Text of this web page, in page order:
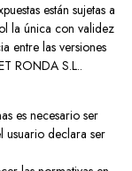
están sujetas a
la única con validez
entre las versiones
RONDA S.L..
es necesario ser
usuario declara ser